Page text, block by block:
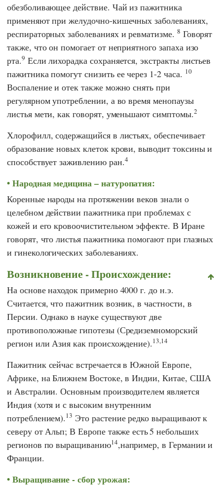
обезболивающее действие. Чай из пажитника
применяют при желудочно-кишечных заболеваниях,
респираторных заболеваниях и ревматизме. 8 Говорят
также, что он помогает от неприятного запаха изо
рта.9 Если лихорадка сохраняется, экстракты листьев
пажитника помогут снизить ее через 1-2 часа. 10
Воспаление и отек также можно снять при
регулярном употреблении, а во время менопаузы
листья мети, как говорят, уменьшают симптомы.2
Хлорофилл, содержащийся в листьях, обеспечивает
образование новых клеток крови, выводит токсины и
способствует заживлению ран.4
Народная медицина – натуропатия:
Коренные народы на протяжении веков знали о
целебном действии пажитника при проблемах с
кожей и его кровоочистительном эффекте. В Иране
говорят, что листья пажитника помогают при глазных
и гинекологических заболеваниях.
Возникновение - Происхождение:
На основе находок примерно 4000 г. до н.э.
Считается, что пажитник возник, в частности, в
Персии. Однако в науке существуют две
противоположные гипотезы (Средиземноморский
регион или Азия как происхождение).13,14
Пажитник сейчас встречается в Южной Европе,
Африке, на Ближнем Востоке, в Индии, Китае, США
и Австралии. Основным производителем является
Индия (хотя и с высоким внутренним
потреблением).13 Это растение редко выращивают к
северу от Альп; В Европе также есть5 небольших
регионов по выращиванию14,например, в Германии и
Франции.
Выращивание - сбор урожая: